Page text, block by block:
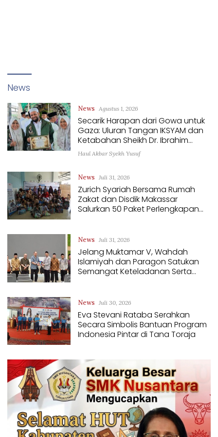
News
News Agustus 1, 2026
Secarik Harapan dari Gowa untuk
Gaza: Uluran Tangan IKSYAM dan
Ketabahan Sheikh Dr. Ibrahim
Abdullah
Haul Akbar Syekh Yusuf
News Juli 31, 2026
Zurich Syariah Bersama Rumah
Zakat dan Disdik Makassar
Salurkan 50 Paket Perlengkapan
News Juli 31, 2026
Jelang Muktamar V, Wahdah
Islamiyah dan Paragon Satukan
Semangat Keteladanan Serta
News Juli 30, 2026
Eva Stevani Rataba Serahkan
Secara Simbolis Bantuan Program
Indonesia Pintar di Tana Toraja